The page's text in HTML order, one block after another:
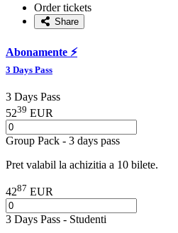
favoriteOrder tickets
Share
Abonamente ⚡️
3 Days Pass
3 Days Pass
5239 EUR
Group Pack - 3 days pass
Pret valabil la achizitia a 10 bilete.
4287 EUR
3 Days Pass - Studenti